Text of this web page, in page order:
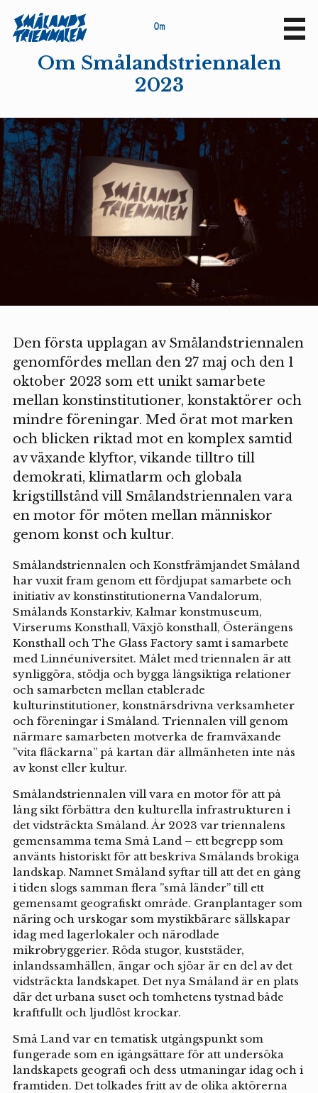
Om
Om Smålandstriennalen
2023
Den första upplagan av Smålandstriennalen
genomfördes mellan den 27 maj och den 1
oktober 2023 som ett unikt samarbete
mellan konstinstitutioner, konstaktörer och
mindre föreningar. Med örat mot marken
och blicken riktad mot en komplex samtid
av växande klyftor, vikande tilltro till
demokrati, klimatlarm och globala
krigstillstånd vill Smålandstriennalen vara
en motor för möten mellan människor
genom konst och kultur.
Smålandstriennalen och Konstfrämjandet Småland
har vuxit fram genom ett fördjupat samarbete och
initiativ av konstinstitutionerna Vandalorum,
Smålands Konstarkiv, Kalmar konstmuseum,
Virserums Konsthall, Växjö konsthall, Österängens
Konsthall och The Glass Factory samt i samarbete
med Linnéuniversitet. Målet med triennalen är att
synliggöra, stödja och bygga långsiktiga relationer
och samarbeten mellan etablerade
kulturinstitutioner, konstnärsdrivna verksamheter
och föreningar i Småland. Triennalen vill genom
närmare samarbeten motverka de framväxande
”vita fläckarna” på kartan där allmänheten inte nås
av konst eller kultur.
Smålandstriennalen vill vara en motor för att på
lång sikt förbättra den kulturella infrastrukturen i
det vidsträckta Småland. År 2023 var triennalens
gemensamma tema Små Land – ett begrepp som
använts historiskt för att beskriva Smålands brokiga
landskap. Namnet Småland syftar till att det en gång
i tiden slogs samman flera ”små länder” till ett
gemensamt geografiskt område. Granplantager som
näring och urskogar som mystikbärare sällskapar
idag med lagerlokaler och närodlade
mikrobryggerier. Röda stugor, kuststäder,
inlandssamhällen, ängar och sjöar är en del av det
vidsträckta landskapet. Det nya Småland är en plats
där det urbana suset och tomhetens tystnad både
kraftfullt och ljudlöst krockar.
Små Land var en tematisk utgångspunkt som
fungerade som en igångsättare för att undersöka
landskapets geografi och dess utmaningar idag och i
framtiden. Det tolkades fritt av de olika aktörerna